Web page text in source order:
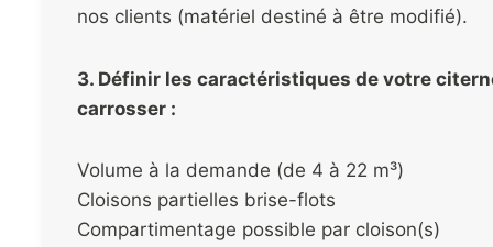
nos clients (matériel destiné à être modifié).
3. Définir les caractéristiques de votre
carrosser :
Volume à la demande (de 4 à 22 m³)
Cloisons partielles brise-flots
Compartimentage possible par cloison(s)